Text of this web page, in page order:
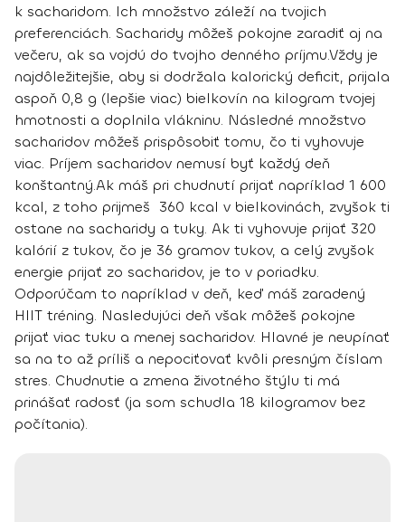
k sacharidom. Ich množstvo záleží na tvojich
preferenciách. Sacharidy môžeš pokojne zaradiť aj na
večeru, ak sa vojdú do tvojho denného príjmu.Vždy je
najdôležitejšie, aby si dodržala kalorický deficit, prijala
aspoň 0,8 g (lepšie viac) bielkovín na kilogram tvojej
hmotnosti a doplnila vlákninu. Následné množstvo
sacharidov môžeš prispôsobiť tomu, čo ti vyhovuje
viac. Príjem sacharidov nemusí byť každý deň
konštantný.Ak máš pri chudnutí prijať napríklad 1 600
kcal, z toho prijmeš 360 kcal v bielkovinách, zvyšok ti
ostane na sacharidy a tuky. Ak ti vyhovuje prijať 320
kalórií z tukov, čo je 36 gramov tukov, a celý zvyšok
energie prijať zo sacharidov, je to v poriadku.
Odporúčam to napríklad v deň, keď máš zaradený
HIIT tréning. Nasledujúci deň však môžeš pokojne
prijať viac tuku a menej sacharidov. Hlavné je neupínať
sa na to až príliš a nepociťovať kvôli presným číslam
stres. Chudnutie a zmena životného štýlu ti má
prinášať radosť (ja som schudla 18 kilogramov bez
počítania).